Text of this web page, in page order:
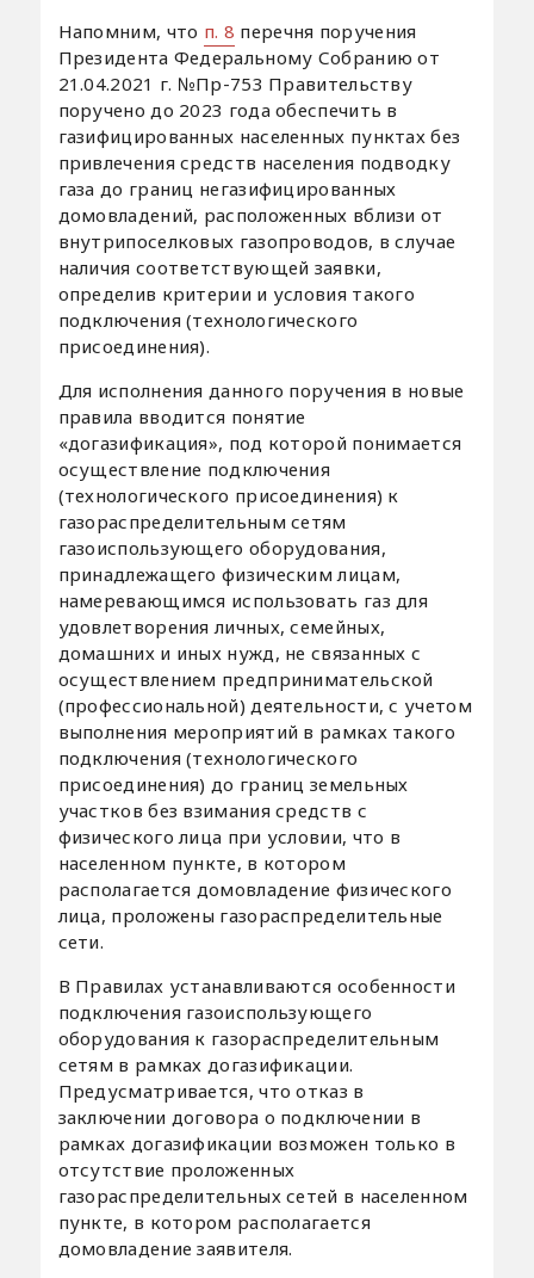
Напомним, что п. 8 перечня поручения
Президента Федеральному Собранию от
21.04.2021 г. №Пр-753 Правительству
поручено до 2023 года обеспечить в
газифицированных населенных пунктах без
привлечения средств населения подводку
газа до границ негазифицированных
домовладений, расположенных вблизи от
внутрипоселковых газопроводов, в случае
наличия соответствующей заявки,
определив критерии и условия такого
подключения (технологического
присоединения).
Для исполнения данного поручения в новые
правила вводится понятие
«догазификация», под которой понимается
осуществление подключения
(технологического присоединения) к
газораспределительным сетям
газоиспользующего оборудования,
принадлежащего физическим лицам,
намеревающимся использовать газ для
удовлетворения личных, семейных,
домашних и иных нужд, не связанных с
осуществлением предпринимательской
(профессиональной) деятельности, с учетом
выполнения мероприятий в рамках такого
подключения (технологического
присоединения) до границ земельных
участков без взимания средств с
физического лица при условии, что в
населенном пункте, в котором
располагается домовладение физического
лица, проложены газораспределительные
сети.
В Правилах устанавливаются особенности
подключения газоиспользующего
оборудования к газораспределительным
сетям в рамках догазификации.
Предусматривается, что отказ в
заключении договора о подключении в
рамках догазификации возможен только в
отсутствие проложенных
газораспределительных сетей в населенном
пункте, в котором располагается
домовладение заявителя.